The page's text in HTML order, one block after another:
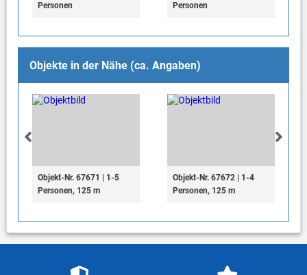
Personen
Personen
Objekte in der Nähe (ca. Angaben)
Objekt-Nr. 67671 | 1-5
Personen, 125 m
Objekt-Nr. 67672 | 1-4
Personen, 125 m